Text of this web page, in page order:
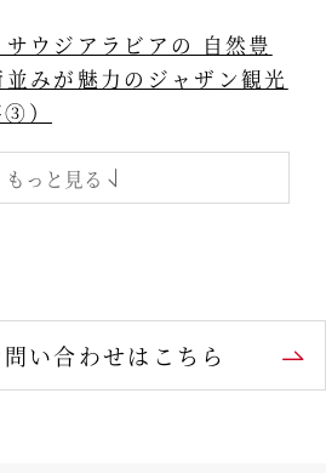
サウジアラビアの 自然豊
みが魅力のジャザン観光
）
もっと見る
い合わせはこちら